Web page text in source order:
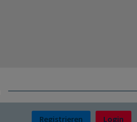
Registrieren Login